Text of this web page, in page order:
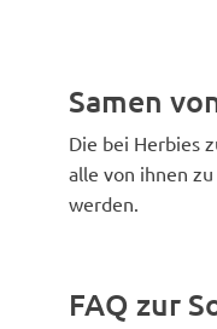
Samen
Die bei Herbies
alle von ihnen
werden.
FAQ zur